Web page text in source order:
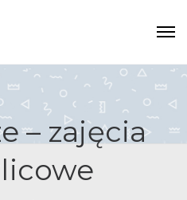
– zajęcia